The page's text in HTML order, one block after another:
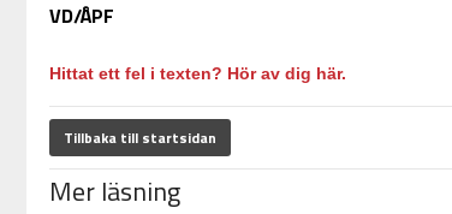
VD/ÅPF
Hittat ett fel i texten? Hör av dig här.
Tillbaka till startsidan
Mer läsning